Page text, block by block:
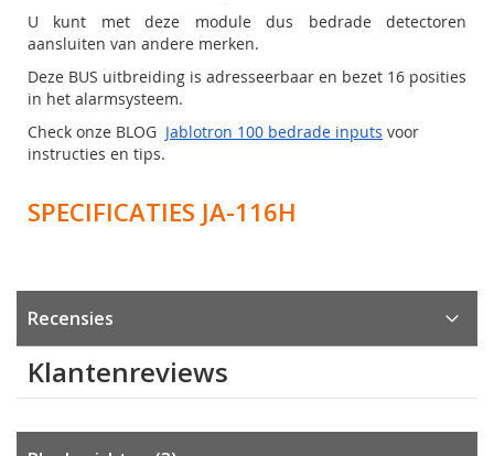
U kunt met deze module dus bedrade detectoren
aansluiten van andere merken.
Deze BUS uitbreiding is adresseerbaar en bezet 16 posities
in het alarmsysteem.
Check onze BLOG Jablotron 100 bedrade inputs voor
instructies en tips.
SPECIFICATIES JA-116H
Recensies
Klantenreviews